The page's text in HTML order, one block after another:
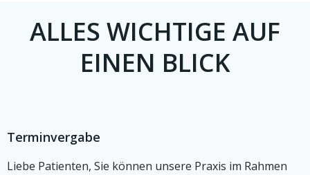
ALLES WICHTIGE AUF
EINEN BLICK
Terminvergabe
Liebe Patienten, Sie können unsere Praxis im Rahmen